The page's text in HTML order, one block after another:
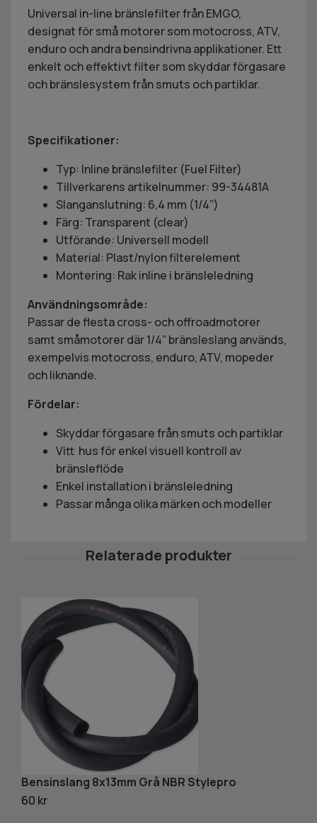
Universal in-line bränslefilter från EMGO,
designat för små motorer som motocross, ATV,
enduro och andra bensindrivna applikationer. Ett
enkelt och effektivt filter som skyddar förgasare
och bränslesystem från smuts och partiklar.
Specifikationer:
Typ: Inline bränslefilter (Fuel Filter)
Tillverkarens artikelnummer: 99-34481A
Slanganslutning: 6,4 mm (1/4”)
Färg: Transparent (clear)
Utförande: Universell modell
Material: Plast/nylon filterelement
Montering: Rak inline i bränsleledning
Användningsområde:
Passar de flesta cross- och offroadmotorer
samt småmotorer där 1/4” bränsleslang används,
exempelvis motocross, enduro, ATV, mopeder
och liknande.
Fördelar:
Skyddar förgasare från smuts och partiklar
Vitt hus för enkel visuell kontroll av
bränsleflöde
Enkel installation i bränsleledning
Passar många olika märken och modeller
Bensinslang 8x13mm Grå NBR Stylepro
60 kr